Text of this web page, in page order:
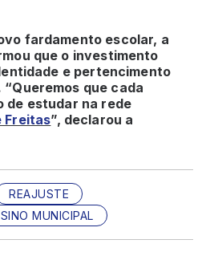
fardamento escolar, a
que o investimento
e pertencimento
que cada
de estudar na rede
Freitas”, declarou a
REAJUSTE
MUNICIPAL